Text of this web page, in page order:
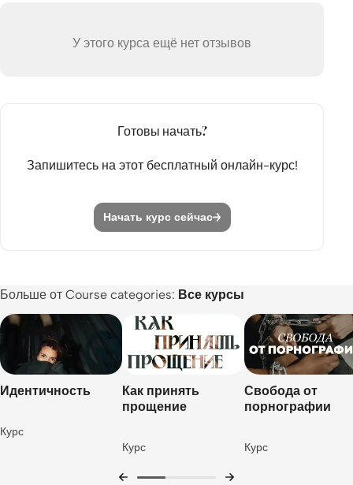
Нечто настоящее
Между небом и Землёй
Надежда
Выводы
Молитва
Следующие шаги
Впечатления от курса
Отзыв
У этого курса ещё нет отзывов
Готовы начать?
Запишитесь на этот бесплатный онлайн-курс!
Начать курс сейчас
Больше от Course categories: Все курсы
Идентичность
Курс
Как принять
прощение
Курс
Свобода от
порнографии
Курс